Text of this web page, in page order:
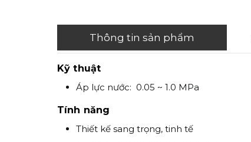
Thông tin sản phẩm
Kỹ thuật
Áp lực nước: 0.05 ~ 1.0 MPa
Tính năng
Thiết kế sang trọng, tinh tế